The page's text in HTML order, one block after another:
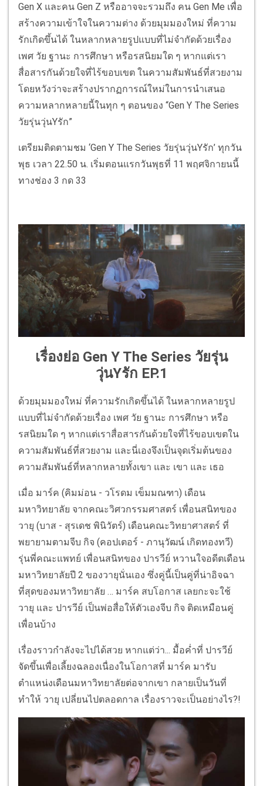
Gen X และคน Gen Z หรืออาจจะรวมถึง คน Gen Me เพื่อ
สร้างความเข้าใจในความต่าง ด้วยมุมมองใหม่ ที่ความ
รักเกิดขึ้นได้ ในหลากหลายรูปแบบที่ไม่จำกัดด้วยเรื่อง
เพศ วัย ฐานะ การศึกษา หรือรสนิยมใด ๆ หากแต่เรา
สื่อสารกันด้วยใจที่ไร้ขอบเขต ในความสัมพันธ์ที่สวยงาม
โดยหวังว่าจะสร้างปรากฏการณ์ใหม่ในการนำเสนอ
ความหลากหลายนี้ในทุก ๆ ตอนของ “Gen Y The Series
วัยรุ่นวุ่นYรัก”
เตรียมติดตามชม ‘Gen Y The Series วัยรุ่นวุ่นYรัก’ ทุกวัน
พุธ เวลา 22.50 น. เริ่มตอนแรกวันพุธที่ 11 พฤศจิกายนนี้
ทางช่อง 3 กด 33
เรื่องย่อ Gen Y The Series วัยรุ่น
วุ่นYรัก EP.1
ด้วยมุมมองใหม่ ที่ความรักเกิดขึ้นได้ ในหลากหลายรูป
แบบที่ไม่จำกัดด้วยเรื่อง เพศ วัย ฐานะ การศึกษา หรือ
รสนิยมใด ๆ หากแต่เราสื่อสารกันด้วยใจที่ไร้ขอบเขตใน
ความสัมพันธ์ที่สวยงาม และนี่เองจึงเป็นจุดเริ่มต้นของ
ความสัมพันธ์ที่หลากหลายทั้งเขา และ เขา และ เธอ
เมื่อ มาร์ค (คิมม่อน - วโรดม เข็มมณฑา) เดือน
มหาวิทยาลัย จากคณะวิศวกรรมศาสตร์ เพื่อนสนิทของ
วายุ (บาส - สุรเดช พินิวัตร์) เดือนคณะวิทยาศาสตร์ ที่
พยายามตามจีบ กิจ (คอปเตอร์ - ภานุวัฒน์ เกิดทองทวี)
รุ่นพี่คณะแพทย์ เพื่อนสนิทของ ปารวีย์ หวานใจอดีตเดือน
มหาวิทยาลัยปี 2 ของวายุนั่นเอง ซึ่งคู่นี้เป็นคู่ที่น่าอิจฉา
ที่สุดของมหาวิทยาลัย … มาร์ค สบโอกาส เลยกะจะใช้
วายุ และ ปารวีย์ เป็นพ่อสื่อให้ตัวเองจีบ กิจ ติดเหมือนคู่
เพื่อนบ้าง
เรื่องราวกำลังจะไปได้สวย หากแต่ว่า... มื้อค่ำที่ ปารวีย์
จัดขึ้นเพื่อเลี้ยงฉลองเนื่องในโอกาสที่ มาร์ค มารับ
ตำแหน่งเดือนมหาวิทยาลัยต่อจากเขา กลายเป็นวันที่
ทำให้ วายุ เปลี่ยนไปตลอดกาล เรื่องราวจะเป็นอย่างไร?!